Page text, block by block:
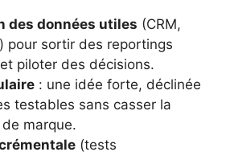
des données utiles (CRM,
pour sortir des reportings
piloter des décisions.
: une idée forte, déclinée
testables sans casser la
marque.
(tests